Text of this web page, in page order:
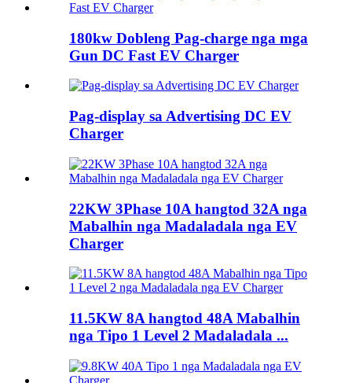
180kw Dobleng Pag-charge nga mga
Gun DC Fast EV Charger
Pag-display sa Advertising DC EV
Charger
22KW 3Phase 10A hangtod 32A nga
Mabalhin nga Madaladala nga EV
Charger
11.5KW 8A hangtod 48A Mabalhin
nga Tipo 1 Level 2 Madaladala ...